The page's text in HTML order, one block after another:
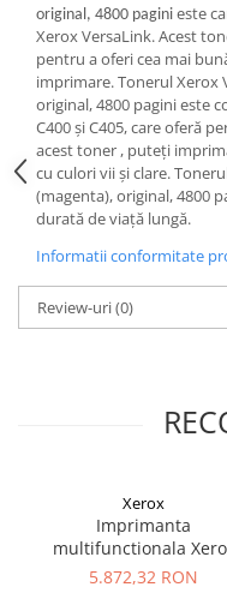
Workstation
All-in-One PC
Mini PC
Monitoare
Monitoare LED
Accesorii monitoare
Procesoare
Coolere CPU
original, 4800 pagini este
Xerox VersaLink. Acest
pentru a oferi cea mai
imprimare. Tonerul Xerox
original, 4800 pagini este
C400 și C405, care oferă
acest toner , puteți
cu culori vii și clare.
(magenta), original, 4800
durată de viață lungă.
Informatii conformitate
Review-uri(0)
Xerox
Imprimanta
multifunctionala
VersaLink C405DN,
5.872,32 RON